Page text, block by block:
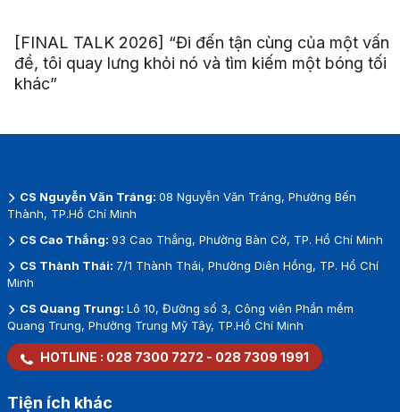
[FINAL TALK 2026] “Đi đến tận cùng của một vấn
đề, tôi quay lưng khỏi nó và tìm kiếm một bóng tối
khác”
CS Nguyễn Văn Tráng: 08 Nguyễn Văn Tráng, Phường Bến
Thành, TP.Hồ Chí Minh
CS Cao Thắng: 93 Cao Thắng, Phường Bàn Cờ, TP. Hồ Chí Minh
CS Thành Thái: 7/1 Thành Thái, Phường Diên Hồng, TP. Hồ Chí
Minh
CS Quang Trung: Lô 10, Đường số 3, Công viên Phần mềm
Quang Trung, Phường Trung Mỹ Tây, TP.Hồ Chí Minh
HOTLINE : 028 7300 7272 - 028 7309 1991
Tiện ích khác